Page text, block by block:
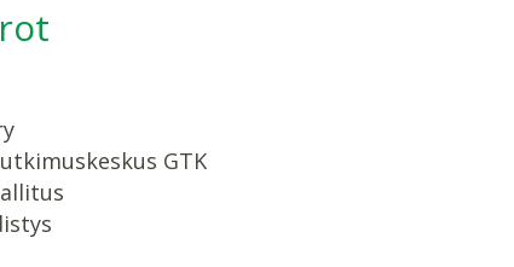
GTK